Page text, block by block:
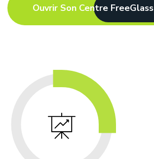
Ouvrir Son Centre FreeGlass